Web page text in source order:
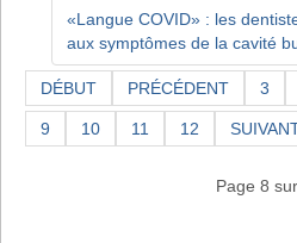
«Langue COVID» : les
aux symptômes de la cavité
DÉBUT PRÉCÉDENT 3
9 10 11 12
Page 8